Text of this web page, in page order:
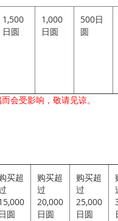
1,500
日圆
1,000
日圆
500日
圆
会受影响，敬请见谅。
买超
日圆
购买超
过
20,000
日圆
购买超
过
25,000
日圆